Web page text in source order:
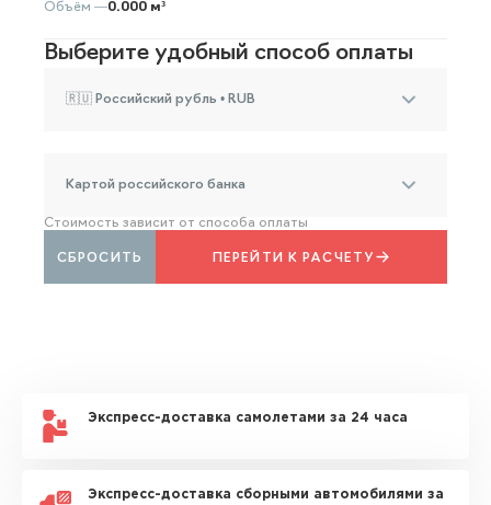
Объём —0.000 м³
Выберите удобный способ оплаты
🇷🇺 Российский рубль • RUB
Картой российского банка
Стоимость зависит от способа оплаты
ПЕРЕЙТИ К РАСЧЕТУ
СБРОСИТЬ
Экспресс-доставка самолетами за 24 часа
Экспресс-доставка сборными автомобилями за